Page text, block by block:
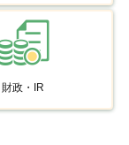
財政・IR